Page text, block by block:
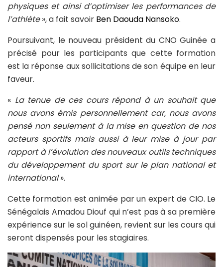
physiques et ainsi d’optimiser les performances de
l’athlète», a fait savoir Ben Daouda Nansoko.
Poursuivant, le nouveau président du CNO Guinée a
précisé pour les participants que cette formation
est la réponse aux sollicitations de son équipe en leur
faveur.
« La tenue de ces cours répond à un souhait que
nous avons émis personnellement car, nous avons
pensé non seulement à la mise en question de nos
acteurs sportifs mais aussi à leur mise à jour par
rapport à l’évolution des nouveaux outils techniques
du développement du sport sur le plan national et
international».
Cette formation est animée par un expert de CIO. Le
Sénégalais Amadou Diouf qui n’est pas à sa première
expérience sur le sol guinéen, revient sur les cours qui
seront dispensés pour les stagiaires.